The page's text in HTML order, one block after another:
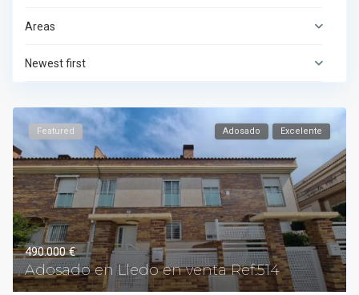
Areas
Newest first
Featured Adosado Excelente
490.000 €
Adosado en Lledo en venta Ref.514